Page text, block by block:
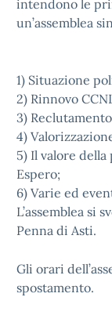
intendono le
un’assemblea
1) Situazione
2) Rinnovo
3)
4)
5) Il valore
Espero;
6) Varie ed
L’assemblea si
Penna di Asti.
Gli orari
spostamento.